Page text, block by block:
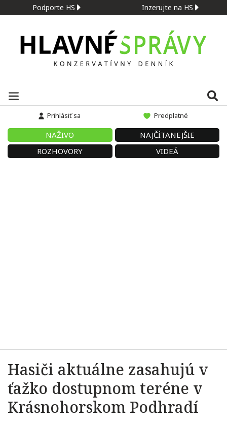
Podporte HS Inzerujte na HS
Prihlásiť sa Predplatné
NAŽIVO
NAJČÍTANEJŠIE
ROZHOVORY
VIDEÁ
Hasiči aktuálne zasahujú v
ťažko dostupnom teréne v
Krásnohorskom Podhradí